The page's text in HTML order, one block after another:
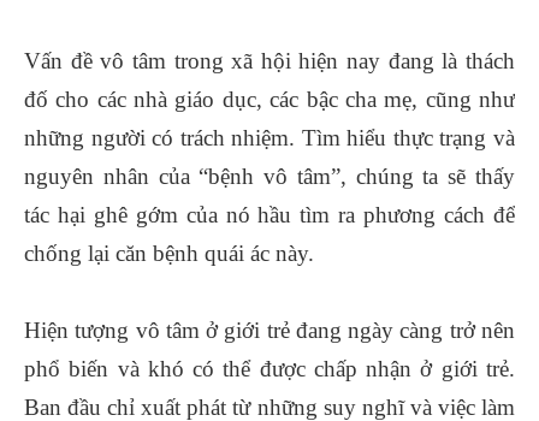
Vấn đề vô tâm trong xã hội hiện nay đang là thách
đố cho các nhà giáo dục, các bậc cha mẹ, cũng như
những người có trách nhiệm. Tìm hiểu thực trạng và
nguyên nhân của “bệnh vô tâm”, chúng ta sẽ thấy
tác hại ghê gớm của nó hầu tìm ra phương cách để
chống lại căn bệnh quái ác này.
Hiện tượng vô tâm ở giới trẻ đang ngày càng trở nên
phổ biến và khó có thể được chấp nhận ở giới trẻ.
Ban đầu chỉ xuất phát từ những suy nghĩ và việc làm